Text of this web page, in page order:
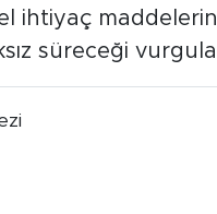
ihtiyaç
süreceği